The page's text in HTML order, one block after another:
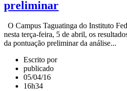
preliminar
O Campus Taguatinga do Instituto
nesta terça-feira, 5 de abril, os
da pontuação preliminar da análise...
Escrito por
publicado
05/04/16
16h34